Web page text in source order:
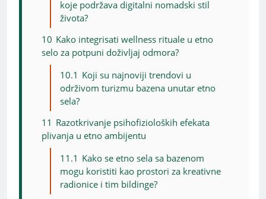
koje podržava digitalni nomadski stil
života?
10 Kako integrisati wellness rituale u etno
selo za potpuni doživljaj odmora?
10.1 Koji su najnoviji trendovi u
održivom turizmu bazena unutar etno
sela?
11 Razotkrivanje psihofizioloških efekata
plivanja u etno ambijentu
11.1 Kako se etno sela sa bazenom
mogu koristiti kao prostori za kreativne
radionice i tim bildinge?